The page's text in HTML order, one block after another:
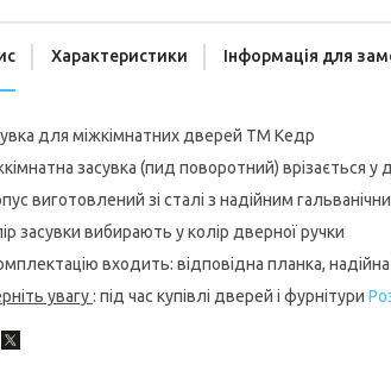
Характеристики Інформація для
для міжкімнатних дверей ТМ Кедр
засувка (пид поворотний) врізається
виготовлений зі сталі з надійним
засувки вибирають у колір дверної ручки
входить: відповідна планка,
увагу: під час купівлі дверей і фурнітури